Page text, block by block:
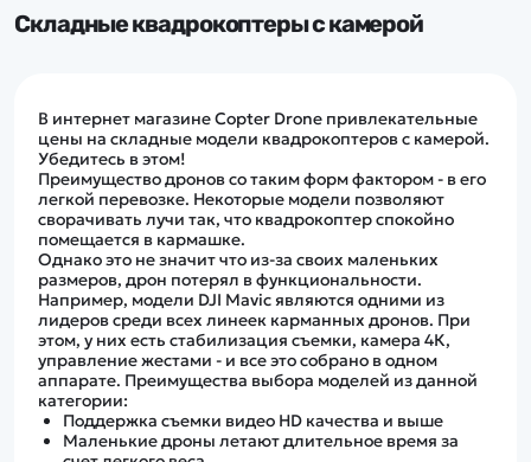
Складные квадрокоптеры с камерой
В интернет магазине Copter Drone привлекательные
цены на складные модели квадрокоптеров с камерой.
Убедитесь в этом!
Преимущество дронов со таким форм фактором - в его
легкой перевозке. Некоторые модели позволяют
сворачивать лучи так, что квадрокоптер спокойно
помещается в кармашке.
Однако это не значит что из-за своих маленьких
размеров, дрон потерял в функциональности.
Например, модели DJI Mavic являются одними из
лидеров среди всех линеек карманных дронов. При
этом, у них есть стабилизация съемки, камера 4К,
управление жестами - и все это собрано в одном
аппарате. Преимущества выбора моделей из данной
категории:
Поддержка съемки видео HD качества и выше
Маленькие дроны летают длительное время за